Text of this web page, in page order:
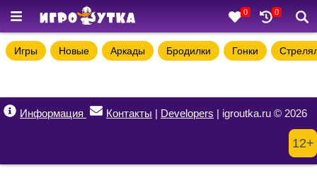
0 0
Игры Новые Аркады Бродилки Гонки
Информация Контакты | Developers | igroutka.ru © 2026
12+